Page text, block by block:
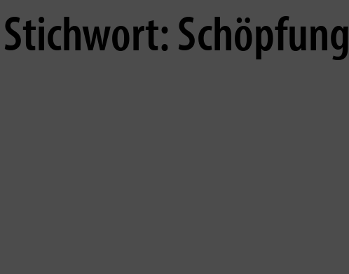
Stichwort: Schöpfung